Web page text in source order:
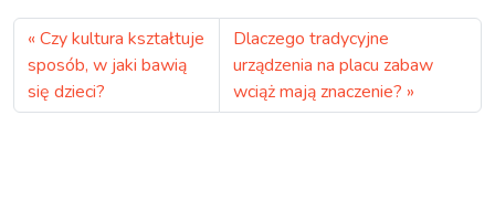
Czy kultura kształtuje
sposób, w jaki bawią
się dzieci?
Dlaczego tradycyjne
urządzenia na placu zabaw
wciąż mają znaczenie?